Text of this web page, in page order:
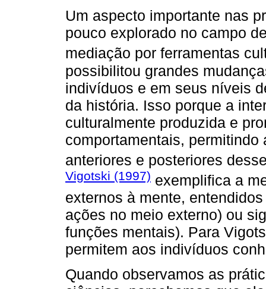
Um aspecto importante nas
pouco explorado no campo
mediação por ferramentas
possibilitou grandes
indivíduos e em seus níveis
da história. Isso porque a
culturalmente produzida e
comportamentais,
anteriores e posteriores
Vigotski (1997) exemplifica a
externos à mente,
ações no meio externo) ou
funções mentais). Para
permitem aos indivíduos
Quando observamos as